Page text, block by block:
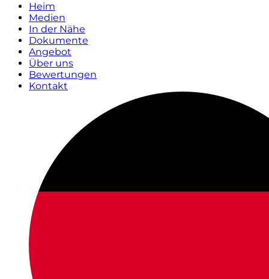
Heim
Medien
In der Nähe
Dokumente
Angebot
Über uns
Bewertungen
Kontakt